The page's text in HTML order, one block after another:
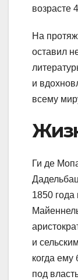
возрасте
На
оставил
и
всему
Ги де
1850
и
когда ему
под